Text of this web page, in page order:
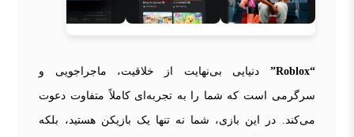
“Roblox” دنیایی بی‌نهایت از خلاقیت، ماجراجویی و
سرگرمی است که شما را به تجربه‌ای کاملاً متفاوت دعوت
می‌کند. در این بازی، شما نه تنها یک بازیکن هستید، بلکه